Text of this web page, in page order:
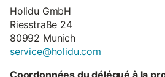
Holidu GmbH
Riesstraße 24
80992 Munich
service@holidu.com
Coordonnées du délégué à la